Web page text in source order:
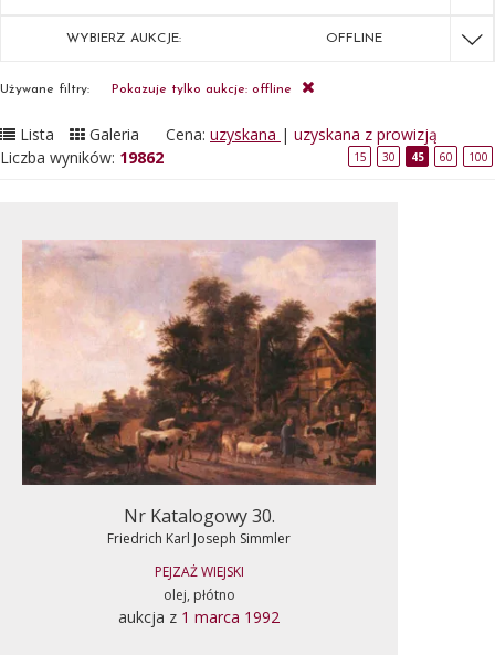
WYBIERZ AUKCJE: OFFLINE
Używane filtry: Pokazuje tylko aukcje: offline
Lista Galeria Cena: uzyskana | uzyskana z prowizją
Liczba wyników: 19862 15 30 45 60 100
Nr Katalogowy 30.
Friedrich Karl Joseph Simmler
PEJZAŻ WIEJSKI
olej, płótno
aukcja z 1 marca 1992